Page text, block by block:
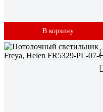
В корзину